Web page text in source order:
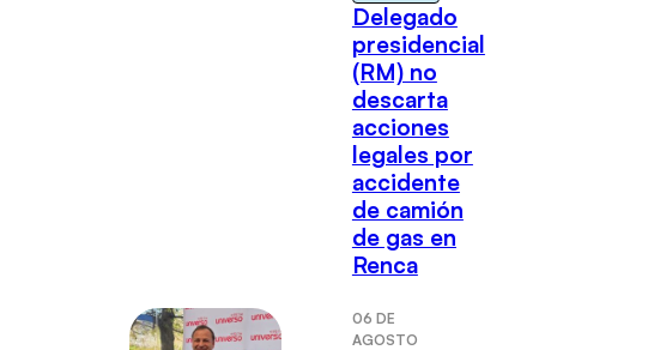
Delegado
presidencial
(RM) no
descarta
acciones
legales por
accidente
de camión
de gas en
Renca
06 DE
AGOSTO